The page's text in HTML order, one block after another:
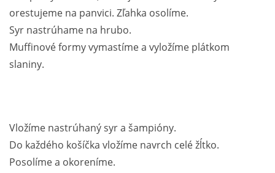
orestujeme na panvici. Zľahka osolíme.
Syr nastrúhame na hrubo.
Muffinové formy vymastíme a vyložíme plátkom
slaniny.
Vložíme nastrúhaný syr a šampióny.
Do každého košíčka vložíme navrch celé žĺtko.
Posolíme a okoreníme.